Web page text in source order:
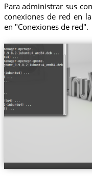
Para administrar sus
conexiones de red en
en "Conexiones de red".